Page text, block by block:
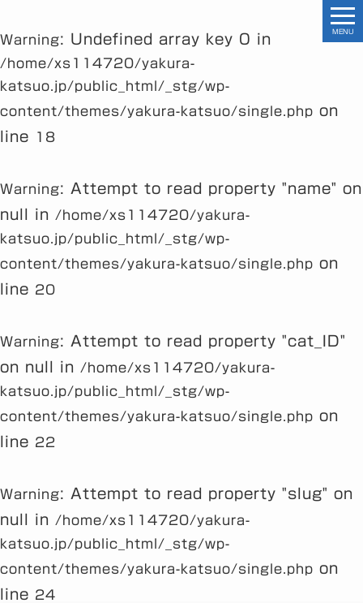
Warning: Undefined array key 0 in
/home/xs114720/yakura-
katsuo.jp/public_html/_stg/wp-
content/themes/yakura-katsuo/single.php on
line
18
Warning: Attempt to read property "name" on
null in
/home/xs114720/yakura-
katsuo.jp/public_html/_stg/wp-
content/themes/yakura-katsuo/single.php on
line 20
Warning: Attempt to read property "cat_ID"
on null in
/home/xs114720/yakura-
katsuo.jp/public_html/_stg/wp-
content/themes/yakura-katsuo/single.php on
line 22
Warning: Attempt to read property "slug" on
null in
/home/xs114720/yakura-
katsuo.jp/public_html/_stg/wp-
content/themes/yakura-katsuo/single.php on
line 24
MENU